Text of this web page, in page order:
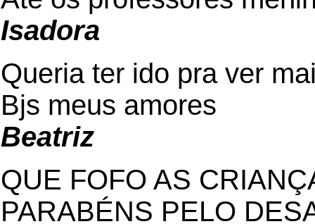
Isadora
Queria ter ido pra ver
Bjs meus amores
Beatriz
QUE FOFO AS
PARABÉNS PELO